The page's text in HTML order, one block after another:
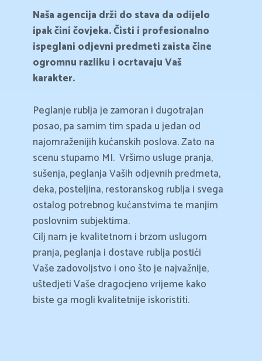
Naša agencija drži do stava da odijelo
ipak čini čovjeka. Čisti i profesionalno
ispeglani odjevni predmeti zaista čine
ogromnu razliku i ocrtavaju Vaš
karakter.
Peglanje rublja je zamoran i dugotrajan
posao, pa samim tim spada u jedan od
najomraženijih kućanskih poslova. Zato na
scenu stupamo MI. Vršimo usluge pranja,
sušenja, peglanja Vaših odjevnih predmeta,
deka, posteljina, restoranskog rublja i svega
ostalog potrebnog kućanstvima te manjim
poslovnim subjektima.
Cilj nam je kvalitetnom i brzom uslugom
pranja, peglanja i dostave rublja postići
Vaše zadovoljstvo i ono što je najvažnije,
uštedjeti Vaše dragocjeno vrijeme kako
biste ga mogli kvalitetnije iskoristiti.